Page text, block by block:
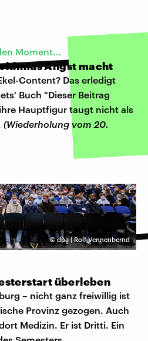
Moment...
Angst macht
Content? Das erledigt
Buch "Dieser Beitrag
Hauptfigur taugt nicht als
(Wiederholung vom 20.
©dpa | Rolf Vennenbernd
überleben
– nicht ganz freiwillig ist
Provinz gezogen. Auch
Medizin. Er ist Dritti. Ein